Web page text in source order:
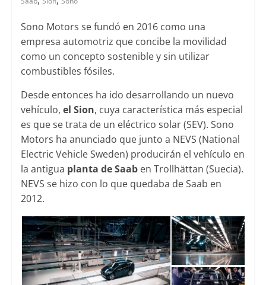
Sono Motors se fundó en 2016 como una
empresa automotriz que concibe la movilidad
como un concepto sostenible y sin utilizar
combustibles fósiles.
Desde entonces ha ido desarrollando un nuevo
vehículo, el Sion, cuya característica más especial
es que se trata de un eléctrico solar (SEV). Sono
Motors ha anunciado que junto a NEVS (National
Electric Vehicle Sweden) producirán el vehículo en
la antigua planta de Saaben Trollhättan (Suecia).
NEVS se hizo con lo que quedaba de Saab en
2012.